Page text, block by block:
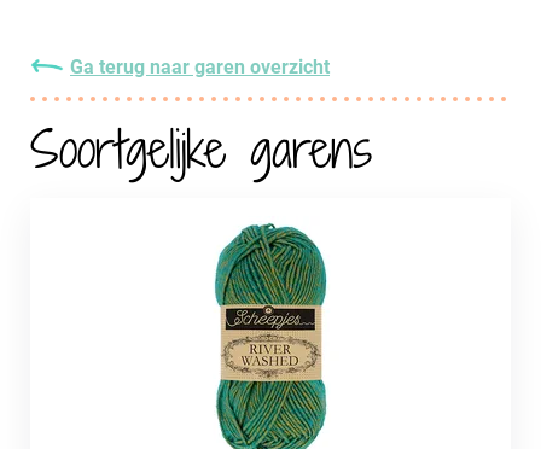
Ga terug naar garen overzicht
Soortgelijke garens